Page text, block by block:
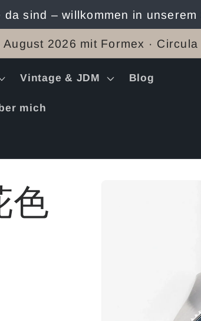
da sind – willkommen in unserem
2026 mit Formex · Circula
Vintage & JDM Blog
mich
色